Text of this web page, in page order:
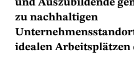
und Auszubildende
zu nachhaltigen
idealen